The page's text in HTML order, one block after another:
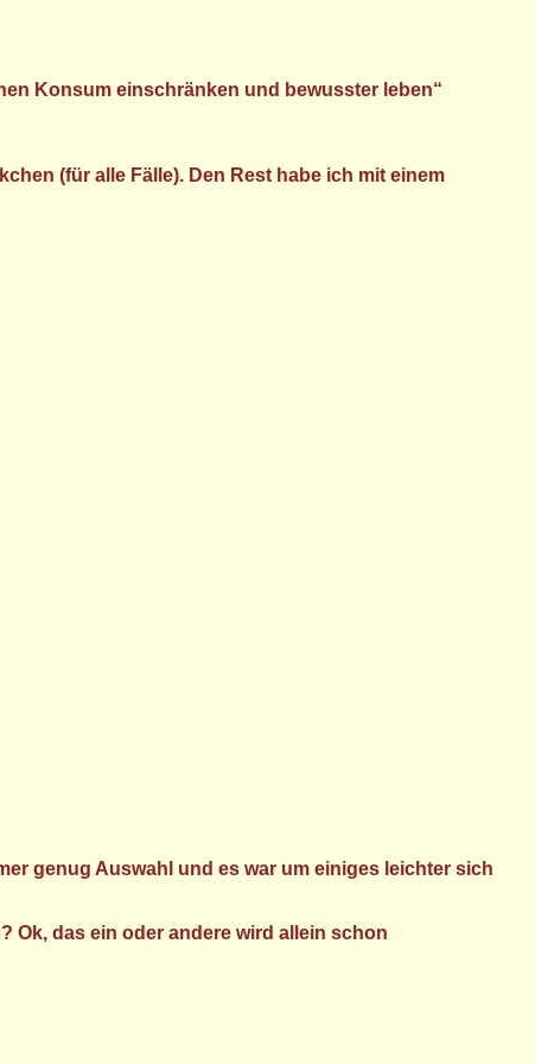
Konsum einschränken und bewusster leben“
(für alle Fälle). Den Rest habe ich mit einem
genug Auswahl und es war um einiges leichter sich
Ok, das ein oder andere wird allein schon